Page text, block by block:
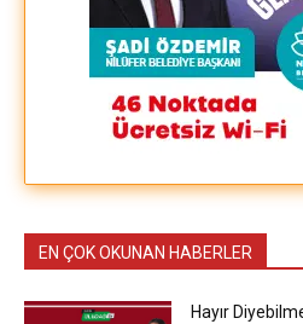
EN ÇOK OKUNAN HABERLER
Hayır